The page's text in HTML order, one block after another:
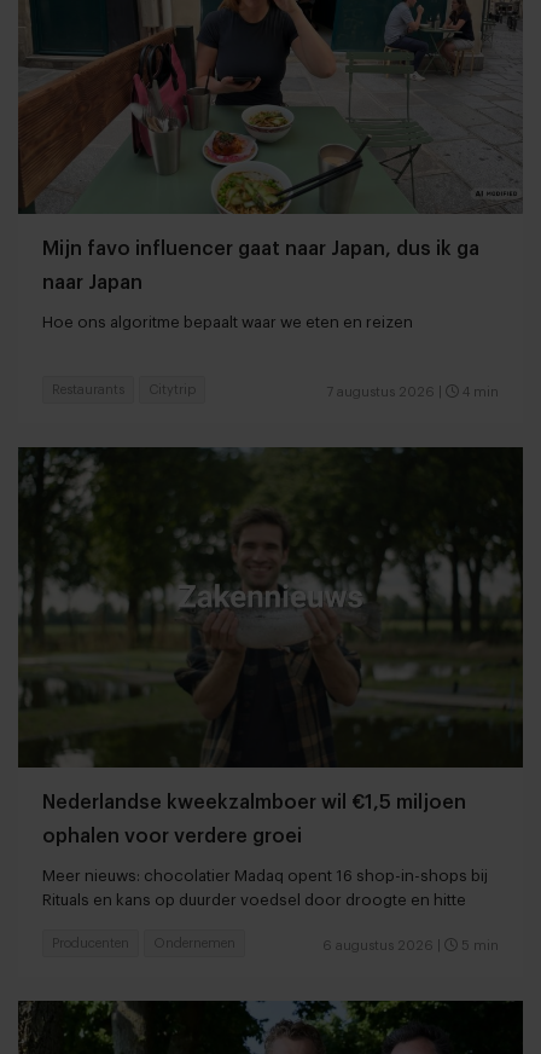
Mijn favo influencer gaat naar Japan, dus ik ga
naar Japan
Hoe ons algoritme bepaalt waar we eten en reizen
7 augustus 2026 4 min
Restaurants Citytrip
Nederlandse kweekzalmboer wil €1,5 miljoen
ophalen voor verdere groei
Meer nieuws: chocolatier Madaq opent 16 shop-in-shops bij
Rituals en kans op duurder voedsel door droogte en hitte
6 augustus 2026 5 min
Producenten Ondernemen